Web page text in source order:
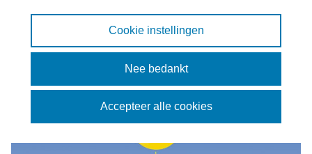
Met dank aan Han RaasCookie instellingen
Nee bedankt
Accepteer alle cookies